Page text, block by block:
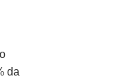
o
da